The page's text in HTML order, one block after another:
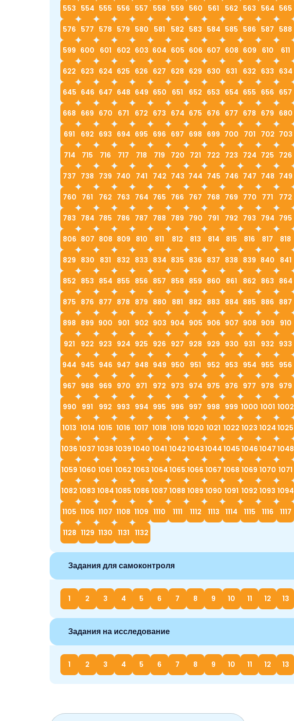
553 554 555 556 557 558 559 560 561 562 563 564 565
576 577 578 579 580 581 582 583 584 585 586 587 588
599 600 601 602 603 604 605 606 607 608 609 610 611
622 623 624 625 626 627 628 629 630 631 632 633 634
645 646 647 648 649 650 651 652 653 654 655 656 657
668 669 670 671 672 673 674 675 676 677 678 679 680
691 692 693 694 695 696 697 698 699 700 701 702 703
714 715 716 717 718 719 720 721 722 723 724 725 726
737 738 739 740 741 742 743 744 745 746 747 748 749
760 761 762 763 764 765 766 767 768 769 770 771 772
783 784 785 786 787 788 789 790 791 792 793 794 795
806 807 808 809 810 811 812 813 814 815 816 817 818
829 830 831 832 833 834 835 836 837 838 839 840 841
852 853 854 855 856 857 858 859 860 861 862 863 864
875 876 877 878 879 880 881 882 883 884 885 886 887
898 899 900 901 902 903 904 905 906 907 908 909 910
921 922 923 924 925 926 927 928 929 930 931 932 933
944 945 946 947 948 949 950 951 952 953 954 955 956
967 968 969 970 971 972 973 974 975 976 977 978 979
990 991 992 993 994 995 996 997 998 999 1000 1001 1002
1013 1014 1015 1016 1017 1018 1019 1020 1021 1022 1023 1024 1025
1036 1037 1038 1039 1040 1041 1042 10431044 1045 1046 1047 1048
1059 1060 1061 1062 1063 1064 1065 1066 1067 1068 1069 1070 1071
1082 1083 1084 1085 1086 1087 1088 1089 1090 1091 1092 1093 1094
1105 1106 1107 1108 1109 1110 1111 1112 1113 1114 1115 1116 1117
1128 1129 1130 1131 1132
Задания для самоконтроля
1 2 3 4 5 6 7 8 9 10 11 12 13
Задания на исследование
1 2 3 4 5 6 7 8 9 10 11 12 13